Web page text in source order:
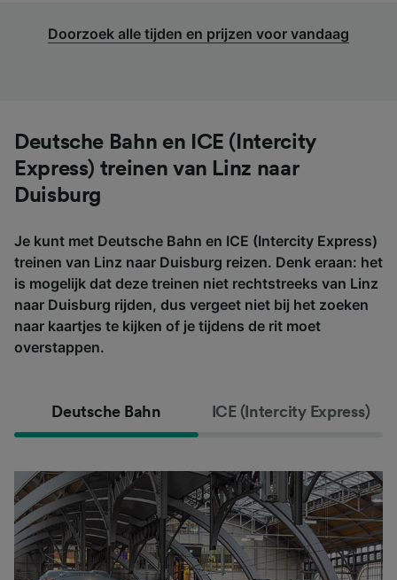
Doorzoek alle tijden en prijzen voor vandaag
Deutsche Bahn en ICE (Intercity
Express) treinen van Linz naar
Duisburg
Je kunt met Deutsche Bahn en ICE (Intercity Express)
treinen van Linz naar Duisburg reizen. Denk eraan: het
is mogelijk dat deze treinen niet rechtstreeks van Linz
naar Duisburg rijden, dus vergeet niet bij het zoeken
naar kaartjes te kijken of je tijdens de rit moet
overstappen.
Deutsche Bahn ICE (Intercity Express)